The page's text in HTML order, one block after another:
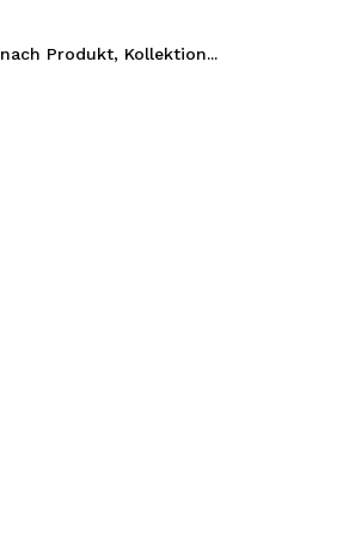
ICH
Durch die Erstellung
Einkäufe schnell
colori